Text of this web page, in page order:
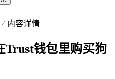
内容详情
Trust钱包里购买狗